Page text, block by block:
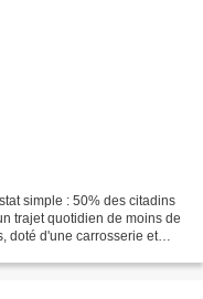
simple : 50% des citadins
trajet quotidien de moins de
doté d'une carrosserie et